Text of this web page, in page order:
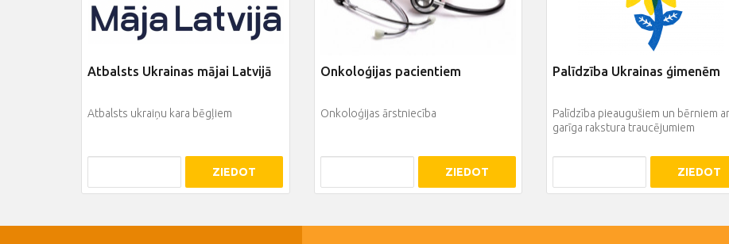
Atbalsts Ukrainas mājai Latvijā
Atbalsts ukraiņu kara bēgļiem
ZIEDOT
Onkoloģijas pacientiem
Onkoloģijas ārstniecība
ZIEDOT
Palīdzība Ukrainas ģimenēm
Palīdzība pieaugušiem un bērniem ar
garīga rakstura traucējumiem
ZIEDOT